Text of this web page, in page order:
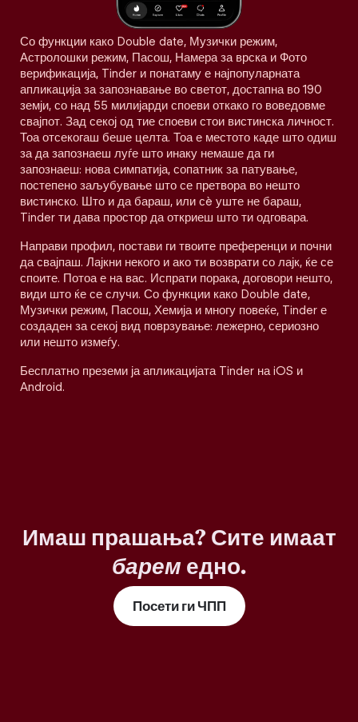
Со функции како Double date, Музички режим,
Астролошки режим, Пасош, Намера за врска и Фото
верификација, Tinder и понатаму е најпопуларната
апликација за запознавање во светот, достапна во 190
земји, со над 55 милијарди споеви откако го воведовме
свајпот. Зад секој од тие споеви стои вистинска личност.
Тоа отсекогаш беше целта. Тоа е местото каде што одиш
за да запознаеш луѓе што инаку немаше да ги
запознаеш: нова симпатија, сопатник за патување,
постепено заљубување што се претвора во нешто
вистинско. Што и да бараш, или сè уште не бараш,
Tinder ти дава простор да откриеш што ти одговара.
Направи профил, постави ги твоите преференци и почни
да свајпаш. Лајкни некого и ако ти возврати со лајк, ќе се
споите. Потоа е на вас. Испрати порака, договори нешто,
види што ќе се случи. Со функции како Double date,
Музички режим, Пасош, Хемија и многу повеќе, Tinder е
создаден за секој вид поврзување: лежерно, сериозно
или нешто измеѓу.
Бесплатно преземи ја апликацијата Tinder на iOS и
Android.
Имаш прашања? Сите имаат
барем едно.
Посети ги ЧПП